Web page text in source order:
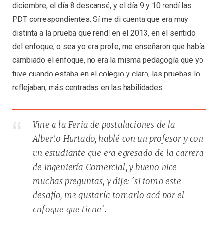
diciembre, el día 8 descansé, y el día 9 y 10 rendí las
PDT correspondientes. Sí me di cuenta que era muy
distinta a la prueba que rendí en el 2013, en el sentido
del enfoque, o sea yo era profe, me enseñaron que había
cambiado el enfoque, no era la misma pedagogía que yo
tuve cuando estaba en el colegio y claro, las pruebas lo
reflejaban, más centradas en las habilidades.
Vine a la Feria de postulaciones de la
Alberto Hurtado, hablé con un profesor y con
un estudiante que era egresado de la carrera
de Ingeniería Comercial, y bueno hice
muchas preguntas, y dije: ´si tomo este
desafío, me gustaría tomarlo acá por el
enfoque que tiene´.